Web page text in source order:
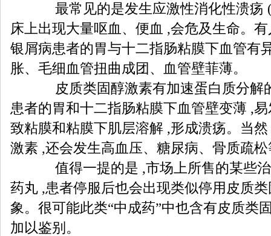
最常见的是发生应激性消化性溃疡 (
床上出现大量呕血、便血 ,会危及生命。
银屑病患者的胃与十二指肠粘膜下血管有
胀、毛细血管扭曲成团、血管壁菲薄。
皮质类固醇激素有加速蛋白质分解
患者的胃和十二指肠粘膜下血管壁变薄 ,
致粘膜和粘膜下肌层溶解 ,形成溃疡。当
激素 ,还会发生高血压、糖尿病、骨质疏
值得一提的是 ,市场上所售的某些治
药丸 ,患者停服后也会出现类似停用皮质
象。很可能此类“中成药”中也含有皮质类
加以鉴别。